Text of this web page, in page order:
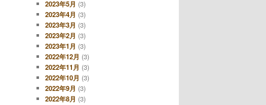
2023年5月 (3)
2023年4月 (3)
2023年3月 (3)
2023年2月 (3)
2023年1月 (3)
2022年12月 (3)
2022年11月 (3)
2022年10月 (3)
2022年9月 (3)
2022年8月 (3)